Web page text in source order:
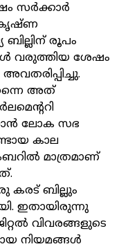
സര്‍ക്കാര്‍
രൂപം
വരുത്തിയ ശേഷം
അത്
ലോക സഭ
കാല
മാത്രമാണ്
കരട് ബില്ലും
ഇതായിരുന്നു
വിവരങ്ങളുടെ
നിയമങ്ങള്‍